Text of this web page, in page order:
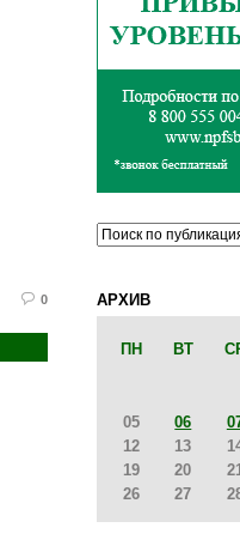
0 АРХИВ
ПН ВТ
05
06
12
13
19
20
26
27